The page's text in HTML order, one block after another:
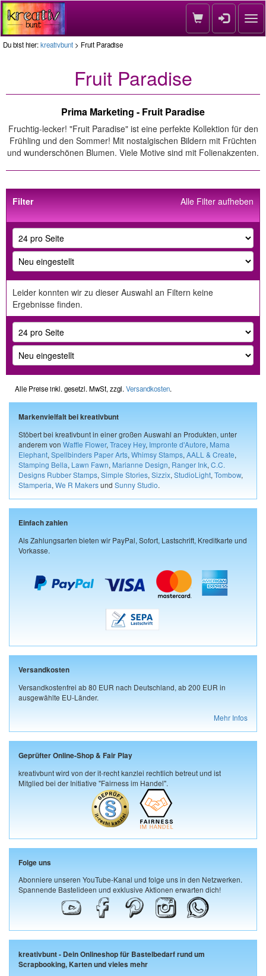
Du bist hier:kreativbunt > Fruit Paradise
Fruit Paradise
Prima Marketing - Fruit Paradise
Fruchtig-lecker! "Fruit Paradise" ist eine perfekte Kollektion für den
Frühling und den Sommer! Mit nostalgischen Bildern mit Früchten
und wunderschönen Blumen. Viele Motive sind mit Folienakzenten.
Alle Filter aufheben
Filter
Leider konnten wir zu dieser Auswahl an Filtern keine
Ergebnisse finden.
Alle Preise inkl. gesetzl. MwSt, zzgl. Versandkosten.
Markenvielfalt bei kreativbunt
Stöbert bei kreativbunt in einer großen Auswahl an Produkten, unter
anderem von Waffle Flower, Tracey Hey, Impronte d'Autore, Mama
Elephant, Spellbinders Paper Arts, Whimsy Stamps, AALL & Create,
Stamping Bella, Lawn Fawn, Marianne Design, Ranger Ink, C.C.
Designs Rubber Stamps, Simple Stories, Sizzix, StudioLight, Tombow,
Stamperia, We R Makersund Sunny Studio.
Einfach zahlen
Als Zahlungsarten bieten wir PayPal, Sofort, Lastschrift, Kreditkarte und
Vorkasse.
Versandkosten
Versandkostenfrei ab 80 EUR nach Deutschland, ab 200 EUR in
ausgewählte EU-Länder.
Mehr Infos
Geprüfter Online-Shop & Fair Play
kreativbunt wird von der it-recht kanzlei rechtlich betreut und ist
Mitglied bei der Initiative "Fairness im Handel".
Folge uns
Abonniere unseren YouTube-Kanal und folge uns in den Netzwerken.
Spannende Bastelideen und exklusive Aktionen erwarten dich!
kreativbunt - Dein Onlineshop für Bastelbedarf rund um
Scrapbooking, Karten und vieles mehr